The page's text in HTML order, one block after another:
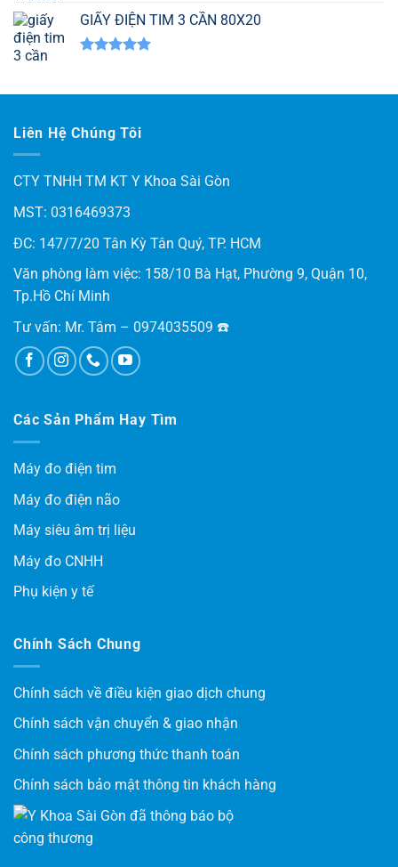
hạng 5.00
GIẤY ĐIỆN TIM 3 CẦN 80X20
5 sao
Liên Hệ Chúng Tôi
CTY TNHH TM KT Y Khoa Sài Gòn
MST: 0316469373
ĐC: 147/7/20 Tân Kỳ Tân Quý, TP. HCM
Văn phòng làm việc: 158/10 Bà Hạt, Phường 9, Quận 10,
Tp.Hồ Chí Minh
Tư vấn: Mr. Tâm – 0974035509 ☎️
Các Sản Phẩm Hay Tìm
Máy đo điện tim
Máy đo điện não
Máy siêu âm trị liệu
Máy đo CNHH
Phụ kiện y tế
Chính Sách Chung
Chính sách về điều kiện giao dịch chung
Chính sách vận chuyển & giao nhận
Chính sách phương thức thanh toán
Chính sách bảo mật thông tin khách hàng